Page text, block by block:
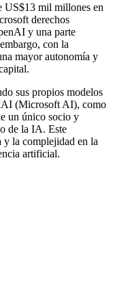
US$13 mil millones en
derechos
y una parte
con la
mayor autonomía y
sus propios modelos
(Microsoft AI), como
un único socio y
de la IA. Este
y la complejidad en la
artificial.